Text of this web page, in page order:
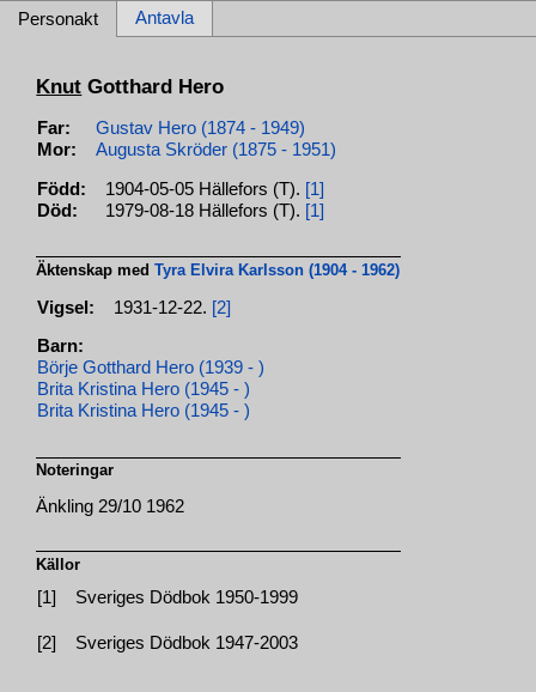
Personakt Antavla
Knut Gotthard Hero
Far:
Gustav Hero (1874 - 1949)
Mor:
Augusta Skröder (1875 - 1951)
Född: 1904-05-05 Hällefors (T). [1]
Död:
1979-08-18 Hällefors (T). [1]
Äktenskap medTyra Elvira Karlsson (1904 - 1962)
Vigsel: 1931-12-22. [2]
Barn:
Börje Gotthard Hero (1939 - )
Brita Kristina Hero (1945 - )
Brita Kristina Hero (1945 - )
Noteringar
Änkling 29/10 1962
Källor
[1] Sveriges Dödbok 1950-1999
[2] Sveriges Dödbok 1947-2003